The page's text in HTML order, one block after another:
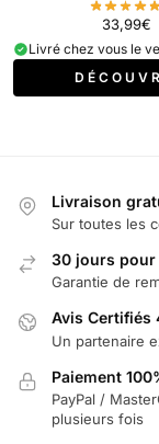
33,99€
Livré chez vous le
D É C O U V
Livraison
Sur toutes les
30 jours pour
Garantie de
Avis Certifiés
Un partenaire
Paiement
PayPal /
plusieurs fois